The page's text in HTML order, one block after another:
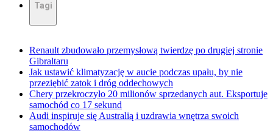
Tagi
Renault zbudowało przemysłową twierdzę po drugiej stronie
Gibraltaru
Jak ustawić klimatyzację w aucie podczas upału, by nie
przeziębić zatok i dróg oddechowych
Chery przekroczyło 20 milionów sprzedanych aut. Eksportuje
samochód co 17 sekund
Audi inspiruje się Australią i uzdrawia wnętrza swoich
samochodów